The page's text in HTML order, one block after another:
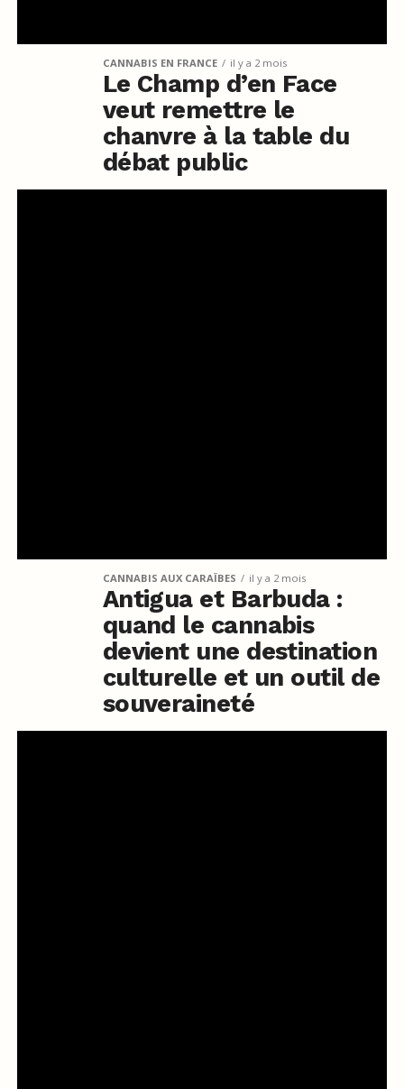
CANNABIS EN FRANCE il y a 2 mois
Le Champ d’en Face
veut remettre le
chanvre à la table du
débat public
CANNABIS AUX CARAÏBES il y a 2 mois
Antigua et Barbuda :
quand le cannabis
devient une destination
culturelle et un outil de
souveraineté